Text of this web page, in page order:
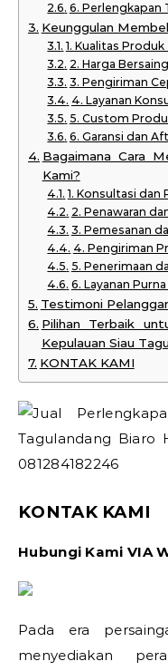
6. Perlengkapan
Keunggulan
1. Kualitas
2. Harga
3. Pengiriman
4. Layanan
5. Custom
6. Garansi dan
Bagaimana Cara
Kami?
1. Konsultasi dan
2. Penawaran
3. Pemesanan
4. Pengiriman
5. Penerimaan
6. Layanan Purna
Testimoni
Pilihan Terbaik
Kepulauan Siau
KONTAK KAMI
KONTAK KAMI
Hubungi Kami VIA
Pada era
menyediakan